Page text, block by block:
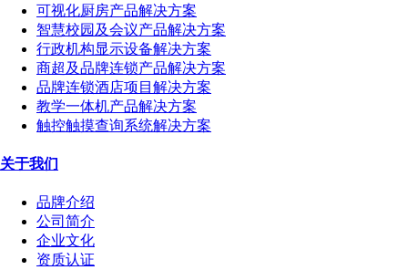
可视化厨房产品解决方案
智慧校园及会议产品解决方案
行政机构显示设备解决方案
商超及品牌连锁产品解决方案
品牌连锁酒店项目解决方案
教学一体机产品解决方案
触控触摸查询系统解决方案
关于我们
品牌介绍
公司简介
企业文化
资质认证